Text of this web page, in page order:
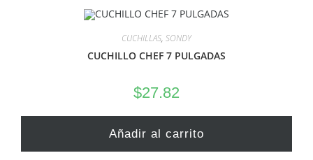
CUCHILLAS, SONDY
CUCHILLO CHEF 7 PULGADAS
$27.82
Añadir al carrito